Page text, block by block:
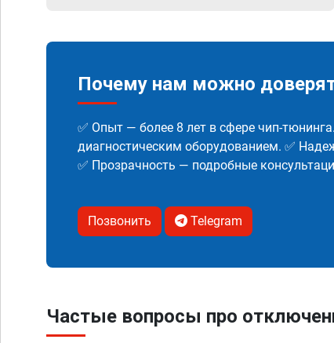
Почему нам можно
✅ Опыт — более 8 лет в сфере чип-
диагностическим оборудованием. ✅
✅ Прозрачность — подробные
Позвонить Telegram
Частые вопросы про